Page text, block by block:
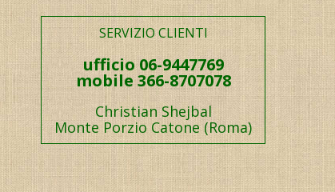
SERVIZIO CLIENTI
ufficio 06-9447769
mobile 366-8707078
Christian Shejbal
Monte Porzio Catone (Roma)